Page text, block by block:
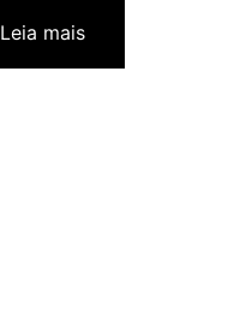
Leia mais